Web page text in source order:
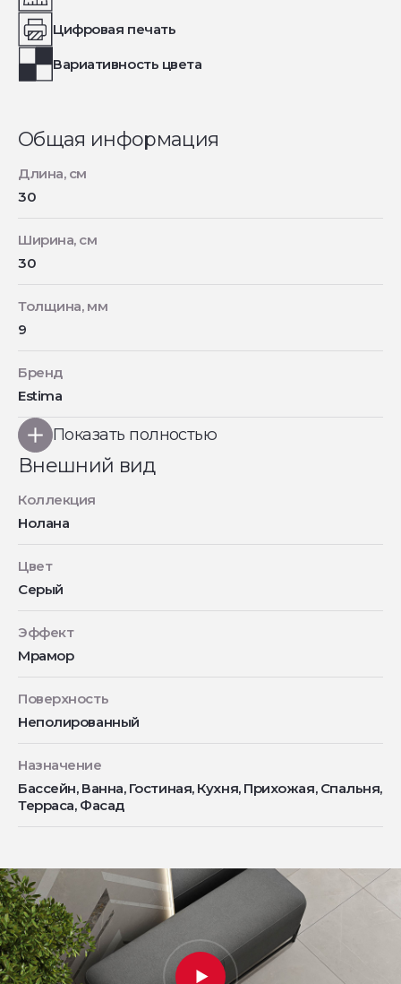
Цифровая печать
Вариативность цвета
Общая информация
Длина, см
30
Ширина, см
30
Толщина, мм
9
Бренд
Estima
Показать полностью
Внешний вид
Коллекция
Нолана
Цвет
Серый
Эффект
Мрамор
Поверхность
Неполированный
Назначение
Бассейн, Ванна, Гостиная, Кухня, Прихожая, Спальня,
Терраса, Фасад